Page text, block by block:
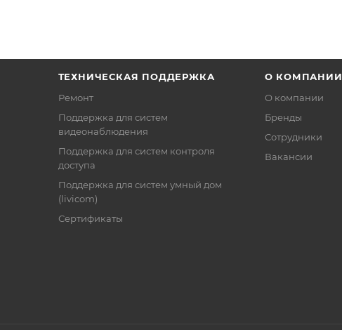
ТЕХНИЧЕСКАЯ ПОДДЕРЖКА
Ремонт
Поддержка для систем
видеонаблюдения
Поддержка для систем контроля
доступа
Поддержка для систем умный дом
(livicom)
Сертификаты
О КОМПАНИИ
О компании
Бренды
Сотрудники
Вакансии